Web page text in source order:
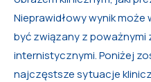
Nieprawidłowy wynik może
być związany z poważnymi
internistycznymi. Poniżej
najczęstsze sytuacje